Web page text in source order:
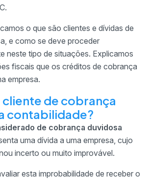
o que são clientes e dívidas de
e como se deve proceder
neste tipo de situações. Explicamos
fiscais que os créditos de cobrança
empresa.
cliente de cobrança
contabilidade?
de cobrança duvidosa
uma dívida a uma empresa, cujo
incerto ou muito improvável.
esta improbabilidade de receber o